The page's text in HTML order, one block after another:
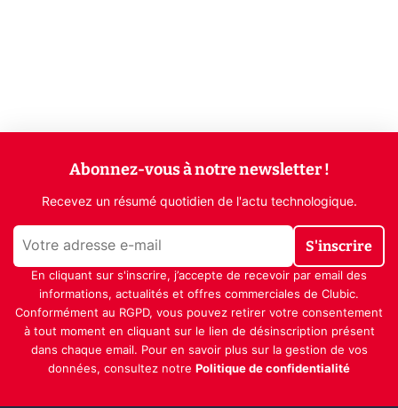
Abonnez-vous à notre newsletter !
Recevez un résumé quotidien de l'actu technologique.
S'inscrire
En cliquant sur s'inscrire, j’accepte de recevoir par email des
informations, actualités et offres commerciales de Clubic.
Conformément au RGPD, vous pouvez retirer votre consentement
à tout moment en cliquant sur le lien de désinscription présent
dans chaque email. Pour en savoir plus sur la gestion de vos
données, consultez notre Politique de confidentialité